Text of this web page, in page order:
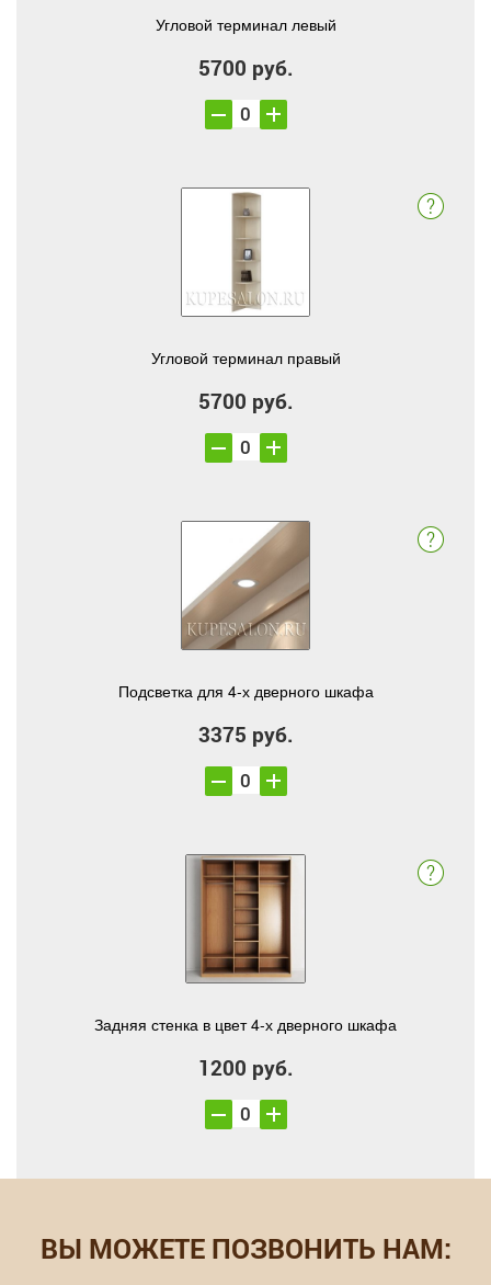
Угловой терминал левый
5700 руб.
Угловой терминал правый
5700 руб.
Подсветка для 4-х дверного шкафа
3375 руб.
Задняя стенка в цвет 4-х дверного шкафа
1200 руб.
ВЫ МОЖЕТЕ ПОЗВОНИТЬ НАМ: